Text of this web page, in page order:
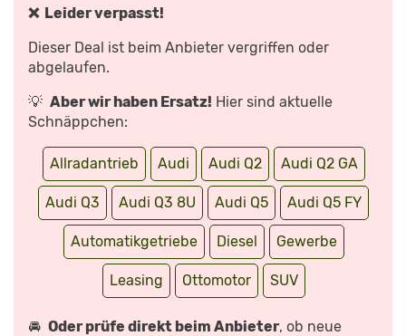
❌ Leider verpasst!
Dieser Deal ist beim Anbieter vergriffen oder
abgelaufen.
💡 Aber wir haben Ersatz! Hier sind aktuelle
Schnäppchen:
Allradantrieb Audi Audi Q2 Audi Q2 GA
Audi Q3 Audi Q3 8U Audi Q5 Audi Q5 FY
Automatikgetriebe Diesel Gewerbe
Leasing Ottomotor SUV
🚘 Oder prüfe direkt beim Anbieter, ob neue